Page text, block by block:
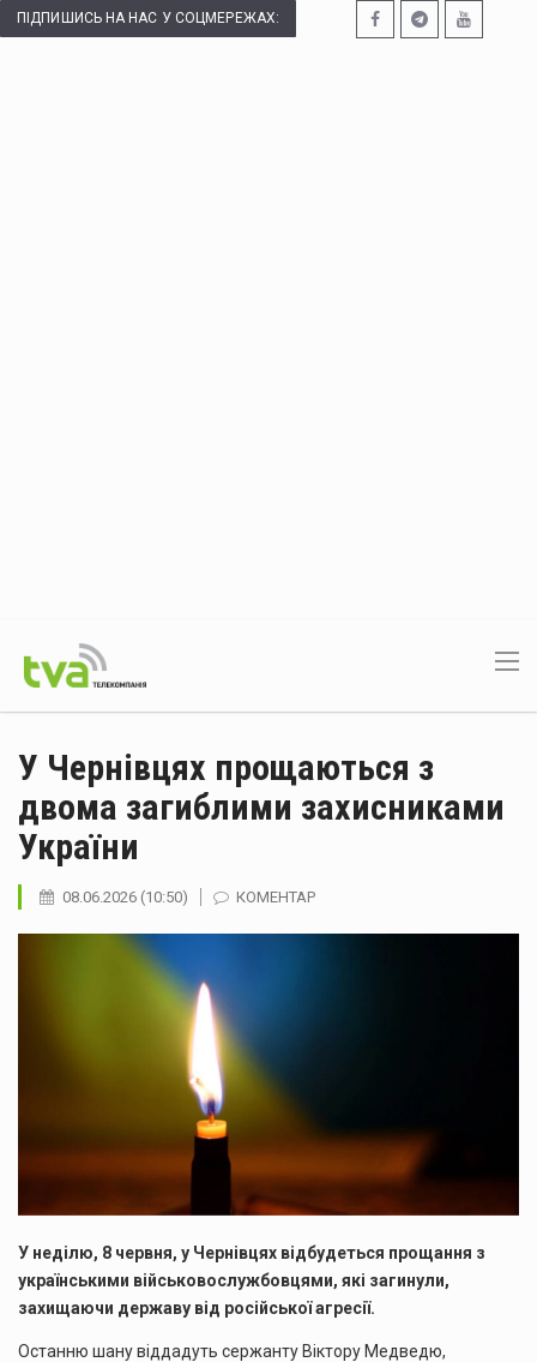
ПІДПИШИСЬ НА НАС У СОЦМЕРЕЖАХ:
У Чернівцях прощаються з
двома загиблими захисниками
України
08.06.2026 (10:50) КОМЕНТАР
У неділю, 8 червня, у Чернівцях відбудеться прощання з
українськими військовослужбовцями, які загинули,
захищаючи державу від російської агресії.
Останню шану віддадуть сержанту Віктору Медведю,